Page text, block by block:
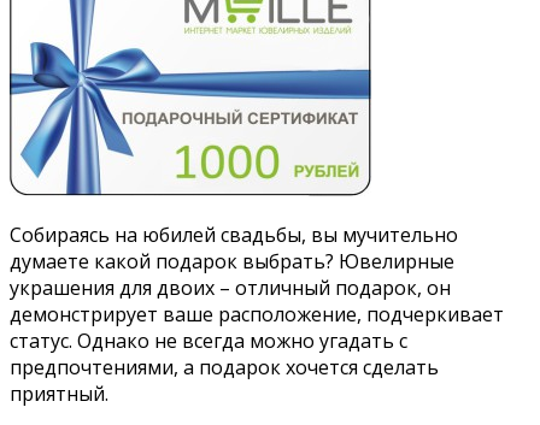
Собираясь на юбилей свадьбы, вы мучительно
думаете какой подарок выбрать? Ювелирные
украшения для двоих – отличный подарок, он
демонстрирует ваше расположение, подчеркивает
статус. Однако не всегда можно угадать с
предпочтениями, а подарок хочется сделать
приятный.